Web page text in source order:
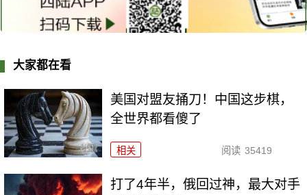
大家都在看
美国对盟友捅刀！中国这步棋，
全世界都看傻了
相关 阅读 35419
打了4年半，俄回过神，最大对手